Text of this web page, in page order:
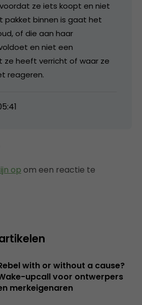
ze iets koopt en niet
pakket binnen is gaat het
of die aan haar
en niet een
ze heeft verricht of waar ze
reageren.
op om een reactie te
with or without a cause?
upcall voor ontwerpers
merkeigenaren